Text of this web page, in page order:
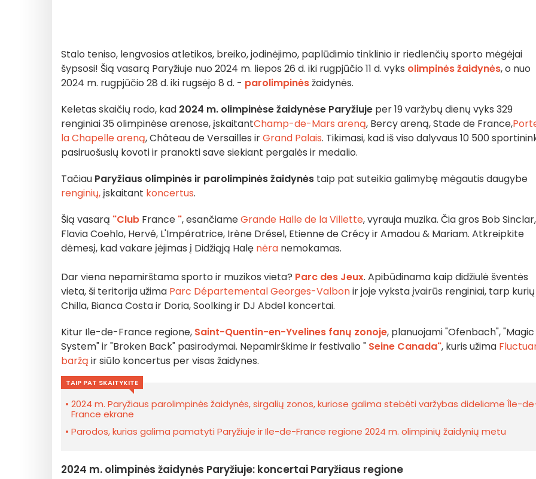
Stalo teniso, lengvosios atletikos, breiko, jodinėjimo, paplūdimio tinklinio ir riedlenčių sporto mėgėjai
šypsosi! Šią vasarą Paryžiuje nuo 2024 m. liepos 26 d. iki rugpjūčio 11 d. vyks olimpinės žaidynės, o nuo
2024 m. rugpjūčio 28 d. iki rugsėjo 8 d. - parolimpinėsžaidynės.
Keletas skaičių rodo, kad 2024 m. olimpinėse žaidynėse Paryžiuje per 19 varžybų dienų vyks 329
renginiai 35 olimpinėse arenose, įskaitantChamp-de-Mars areną, Bercy areną, Stade de France,
la Chapelle areną, Château de Versailles irGrand Palais. Tikimasi, kad iš viso dalyvaus 10 500
pasiruošusių kovoti ir pranokti save siekiant pergalės ir medalio.
Tačiau Paryžiaus olimpinės ir parolimpinės žaidynės taip pat suteikia galimybę mėgautis daugybe
renginių,įskaitant koncertus.
Šią vasarą "Club France ", esančiameGrande Halle de la Villette, vyrauja muzika. Čia gros Bob Sinclar,
Flavia Coehlo, Hervé, L'Impératrice, Irène Drésel, Etienne de Crécy ir Amadou & Mariam. Atkreipkite
dėmesį, kad vakare įėjimas į Didžiąją Halę nėra nemokamas.
Dar viena nepamirštama sporto ir muzikos vieta? Parc des Jeux. Apibūdinama kaip didžiulė šventės
vieta, ši teritorija užima Parc Départemental Georges-Valbonir joje vyksta įvairūs renginiai, tarp
Chilla, Bianca Costa ir Doria, Soolking ir DJ Abdel koncertai.
Kitur Ile-de-France regione, Saint-Quentin-en-Yvelines fanų zonoje, planuojami "Ofenbach", "Magic
System" ir "Broken Back" pasirodymai. Nepamirškime ir festivalio " Seine Canada", kuris užima
baržą ir siūlo koncertus per visas žaidynes.
TAIP PAT SKAITYKITE
2024 m. Paryžiaus parolimpinės žaidynės, sirgalių zonos, kuriose galima stebėti varžybas dideliame Île-
France ekrane
Parodos, kurias galima pamatyti Paryžiuje ir Ile-de-France regione 2024 m. olimpinių žaidynių metu
2024 m. olimpinės žaidynės Paryžiuje: koncertai Paryžiaus regione